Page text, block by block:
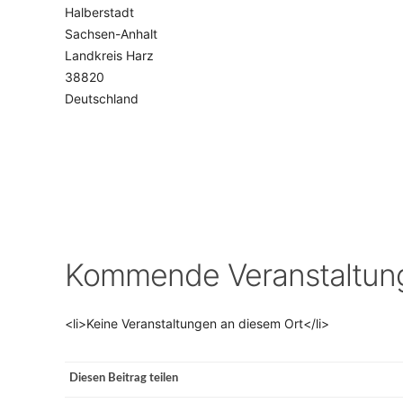
VERANSTALTUNGSORTE
Halberstadt
Sachsen-Anhalt
Landkreis Harz
38820
Deutschland
Kommende
<li>Keine Veranstaltungen an diesem Ort</li>
Diesen Beitrag teilen